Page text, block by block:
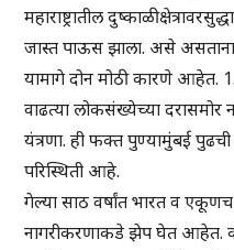
महाराष्ट्रातील
जास्त पाऊस झाला. असे
यामागे दोन मोठी कारणे आहेत.
वाढत्या लोकसंख्येच्या
यंत्रणा. ही फक्त पुण्यामुंबई
परिस्थिती आहे.
गेल्या साठ वर्षांत भारत व
नागरीकरणाकडे झेप घेत आहेत.